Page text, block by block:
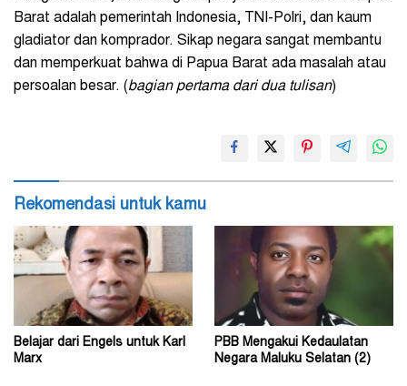
Barat adalah pemerintah Indonesia, TNI-Polri, dan kaum
gladiator dan komprador. Sikap negara sangat membantu
dan memperkuat bahwa di Papua Barat ada masalah atau
persoalan besar. (bagian pertama dari dua tulisan)
Rekomendasi untuk kamu
Belajar dari Engels untuk Karl
Marx
PBB Mengakui Kedaulatan
Negara Maluku Selatan (2)